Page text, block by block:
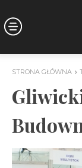
STRONA GŁÓWNA